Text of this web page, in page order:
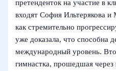
претенденток на участие в
входят София Ильтерякова
как стремительно
уже доказала, что способна
международный уровень.
гимнастка, прошедшая